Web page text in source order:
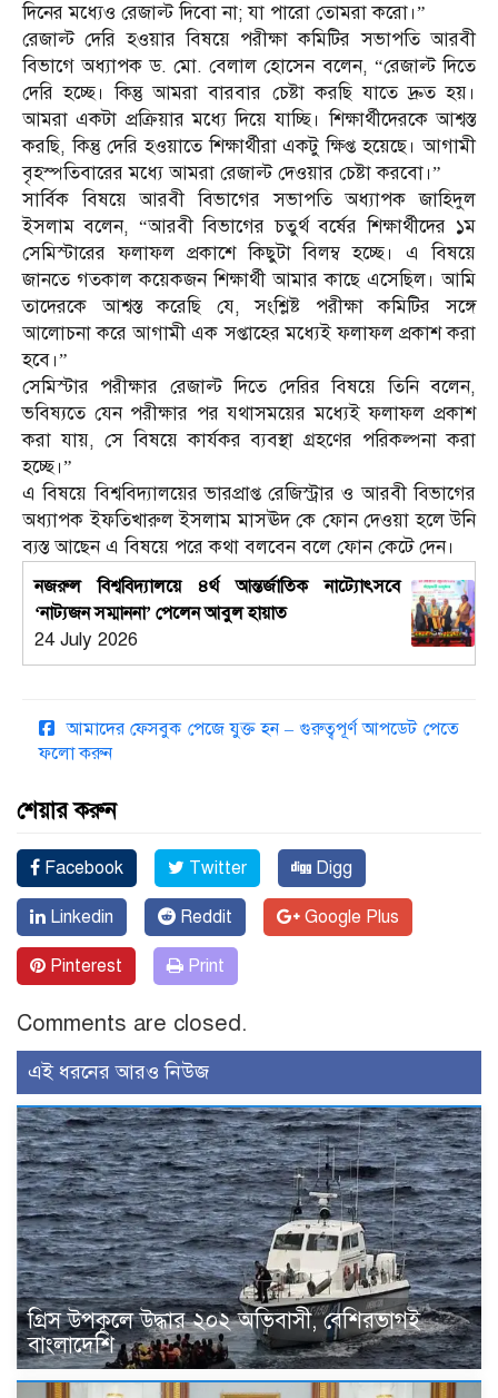
দিনের মধ্যেও রেজাল্ট দিবো না; যা পারো তোমরা করো।”
রেজাল্ট দেরি হওয়ার বিষয়ে পরীক্ষা কমিটির সভাপতি আরবী
বিভাগে অধ্যাপক ড. মো. বেলাল হোসেন বলেন, “রেজাল্ট দিতে
দেরি হচ্ছে। কিন্তু আমরা বারবার চেষ্টা করছি যাতে দ্রুত হয়।
আমরা একটা প্রক্রিয়ার মধ্যে দিয়ে যাচ্ছি। শিক্ষার্থীদেরকে আশ্বস্ত
করছি, কিন্তু দেরি হওয়াতে শিক্ষার্থীরা একটু ক্ষিপ্ত হয়েছে। আগামী
বৃহস্পতিবারের মধ্যে আমরা রেজাল্ট দেওয়ার চেষ্টা করবো।”
সার্বিক বিষয়ে আরবী বিভাগের সভাপতি অধ্যাপক জাহিদুল
ইসলাম বলেন, “আরবী বিভাগের চতুর্থ বর্ষের শিক্ষার্থীদের ১ম
সেমিস্টারের ফলাফল প্রকাশে কিছুটা বিলম্ব হচ্ছে। এ বিষয়ে
জানতে গতকাল কয়েকজন শিক্ষার্থী আমার কাছে এসেছিল। আমি
তাদেরকে আশ্বস্ত করেছি যে, সংশ্লিষ্ট পরীক্ষা কমিটির সঙ্গে
আলোচনা করে আগামী এক সপ্তাহের মধ্যেই ফলাফল প্রকাশ করা
হবে।”
সেমিস্টার পরীক্ষার রেজাল্ট দিতে দেরির বিষয়ে তিনি বলেন,
ভবিষ্যতে যেন পরীক্ষার পর যথাসময়ের মধ্যেই ফলাফল প্রকাশ
করা যায়, সে বিষয়ে কার্যকর ব্যবস্থা গ্রহণের পরিকল্পনা করা
হচ্ছে।”
এ বিষয়ে বিশ্ববিদ্যালয়ের ভারপ্রাপ্ত রেজিস্ট্রার ও আরবী বিভাগের
অধ্যাপক ইফতিখারুল ইসলাম মাসঊদ কে ফোন দেওয়া হলে উনি
ব্যস্ত আছেন এ বিষয়ে পরে কথা বলবেন বলে ফোন কেটে দেন।
নজরুল বিশ্ববিদ্যালয়ে ৪র্থ আন্তর্জাতিক নাট্যোৎসবে
‘নাট্যজন সম্মাননা’ পেলেন আবুল হায়াত
24 July 2026
আমাদের ফেসবুক পেজে যুক্ত হন – গুরুত্বপূর্ণ আপডেট পেতে
ফলো করুন
শেয়ার করুন
Facebook Twitter Digg
Linkedin Reddit Google Plus
Pinterest Print
Comments are closed.
এই ধরনের আরও নিউজ
গ্রিস উপকূলে উদ্ধার ২০২ অভিবাসী, বেশিরভাগই
বাংলাদেশি